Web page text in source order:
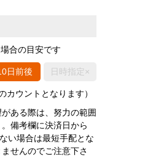
合の目安です
日前後 日時指定×
ウントとなります）
ある際は、努力の範囲
備考欄に決済日から
い場合は最短手配とな
せんのでご注意下さ